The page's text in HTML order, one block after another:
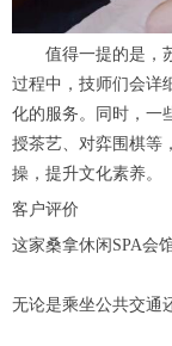
值得一提的是，苏
过程中，技师们会详
化的服务。同时，一
授茶艺、对弈围棋等
操，提升文化素养。
客户评价
这家桑拿休闲SPA会
无论是乘坐公共交通